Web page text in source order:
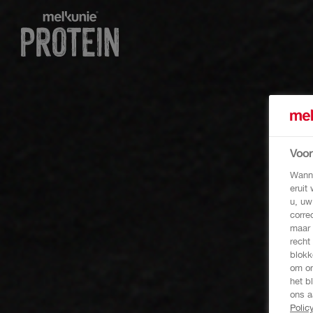
eruit
u,
maar
recht
om
het
ons